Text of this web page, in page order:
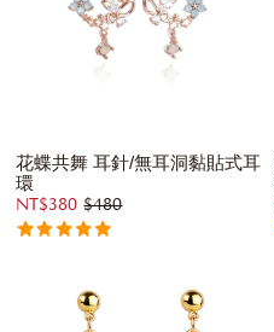
花蝶共舞 耳針/無耳洞黏貼式耳
環
NT$380 $480